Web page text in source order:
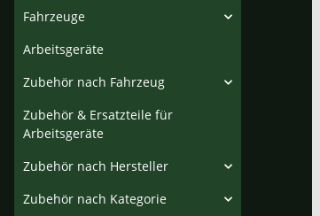
Fahrzeuge
Arbeitsgeräte
Zubehör nach Fahrzeug
Zubehör & Ersatzteile für
Arbeitsgeräte
Zubehör nach Hersteller
Zubehör nach Kategorie